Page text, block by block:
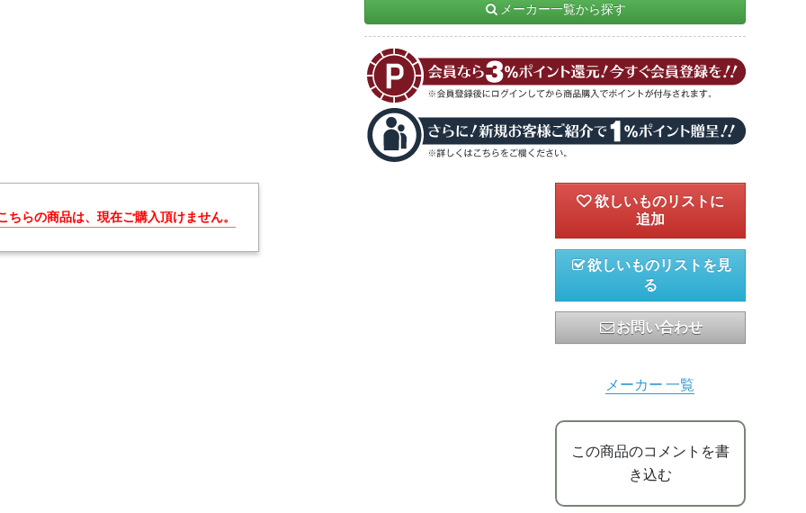
メーカー一覧から探す
ちらの商品は、現在ご購入頂けません。
欲しいものリストを見
る
お問い合わせ
メーカー 一覧
この商品のコメントを書
き込む